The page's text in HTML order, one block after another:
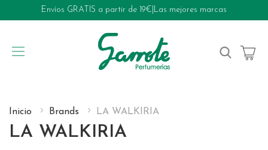
Envíos GRATIS a partir de 19€ Las mejores marcas
My Cart
Inicio Brands LA WALKIRIA
LA WALKIRIA